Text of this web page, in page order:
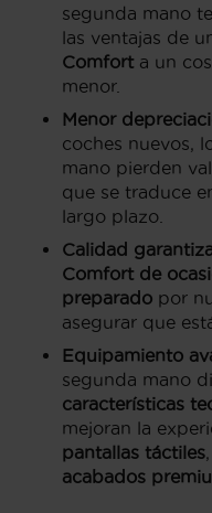
segunda mano
las ventajas de
Comfort a un
menor.
Menor
coches nuevos,
mano pierden
que se traduce
largo plazo.
Calidad
Comfort de
preparado por
asegurar que
Equipamiento
segunda mano
características
mejoran la
pantallas táctiles
acabados